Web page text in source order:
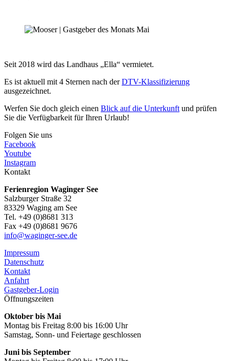
Seit 2018 wird das Landhaus „Ella“ vermietet.
Es ist aktuell mit 4 Sternen nach derDTV-Klassifizierung
ausgezeichnet.
Werfen Sie doch gleich einen Blick auf die Unterkunft und prüfen
Sie die Verfügbarkeit für Ihren Urlaub!
Folgen Sie uns
Facebook
Youtube
Instagram
Kontakt
Ferienregion Waginger See
Salzburger Straße 32
83329 Waging am See
Tel. +49 (0)8681 313
Fax +49 (0)8681 9676
info@waginger-see.de
Impressum
Datenschutz
Kontakt
Anfahrt
Gastgeber-Login
Öffnungszeiten
Oktober bis Mai
Montag bis Freitag 8:00 bis 16:00 Uhr
Samstag, Sonn- und Feiertage geschlossen
Juni bis September